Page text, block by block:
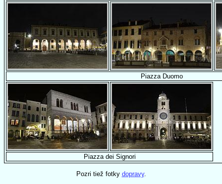
Piazza Duomo
Piazza dei Signori
Pozri tiež fotky dopravy.